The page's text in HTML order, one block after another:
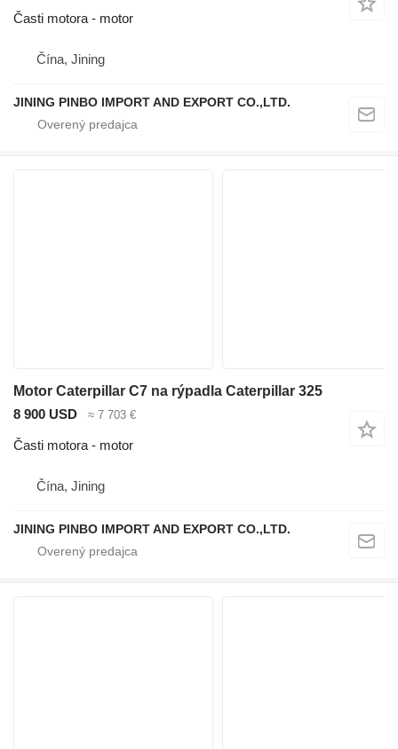
Časti motora - motor
Čína, Jining
JINING PINBO IMPORT AND EXPORT CO.,LTD.
Motor Caterpillar C7 na rýpadla Caterpillar 325
8 900 USD
≈ 7 703 €
Časti motora - motor
Čína, Jining
JINING PINBO IMPORT AND EXPORT CO.,LTD.